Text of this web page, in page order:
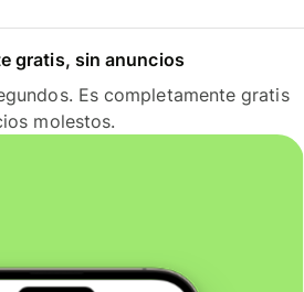
gratis, sin anuncios
Es completamente gratis
molestos.